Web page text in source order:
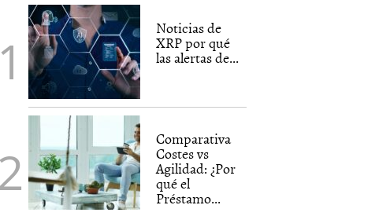
Noticias de
XRP por qué
las alertas de...
Comparativa
Costes vs
Agilidad: ¿Por
qué el
Préstamo...